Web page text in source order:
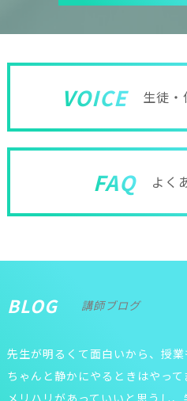
VOICE 生徒
FAQ よく
BLOG 講師ブログ
先生が明るくて面白いから、授業
ちゃんと静かにやるときはやって
メリハリがあっていいと思うし